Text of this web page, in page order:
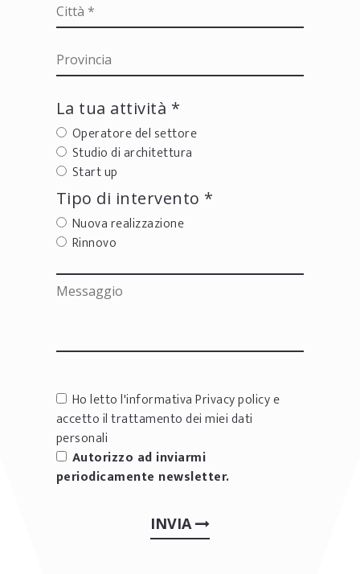
La tua attività *
Operatore del settore
Studio di architettura
Start up
Tipo di intervento *
Nuova realizzazione
Rinnovo
Ho letto l'informativaPrivacy policye
accetto il trattamento dei miei dati
personali
Autorizzo ad inviarmi
periodicamente newsletter.
INVIA